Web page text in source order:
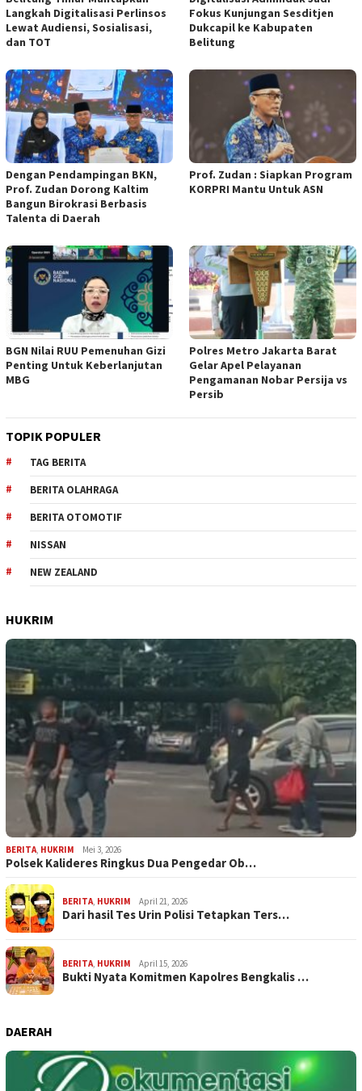
Langkah Digitalisasi Perlinsos
Lewat Audiensi, Sosialisasi,
dan TOT
Fokus Kunjungan Sesditjen
Dukcapil ke Kabupaten
Belitung
Dengan Pendampingan BKN,
Prof. Zudan Dorong Kaltim
Bangun Birokrasi Berbasis
Talenta di Daerah
Prof. Zudan : Siapkan Program
KORPRI Mantu Untuk ASN
BGN Nilai RUU Pemenuhan Gizi
Penting Untuk Keberlanjutan
MBG
Polres Metro Jakarta Barat
Gelar Apel Pelayanan
Pengamanan Nobar Persija vs
Persib
TOPIK POPULER
TAG BERITA
BERITA OLAHRAGA
BERITA OTOMOTIF
NISSAN
NEW ZEALAND
HUKRIM
BERITA, HUKRIM Mei 3, 2026
Polsek Kalideres Ringkus Dua Pengedar Ob…
BERITA, HUKRIM April 21, 2026
Dari hasil Tes Urin Polisi Tetapkan Ters…
BERITA, HUKRIM April 15, 2026
Bukti Nyata Komitmen Kapolres Bengkalis …
DAERAH